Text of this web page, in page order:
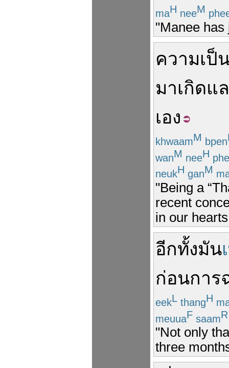
maH neeM
"Manee has
ความเป็
มาเกิดแ
เอง
khwaamM bpen
wanM neeH
neukH ganM
"Being a
recent
in our
อีกทั้งมัน
ก่อนการ
eekL thangH
meuuaF saamR
"Not only
three